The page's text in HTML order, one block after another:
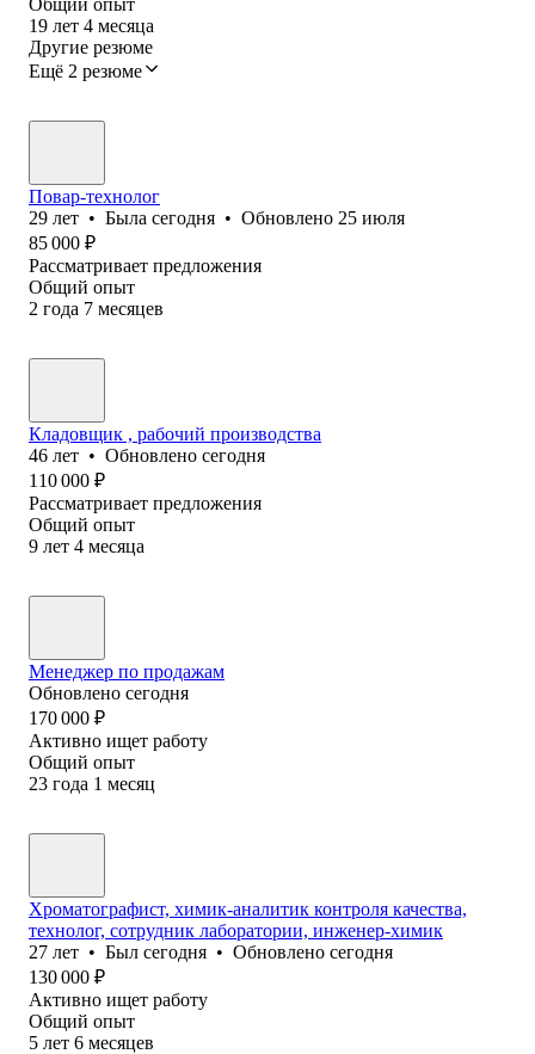
19 лет 4 месяца
Другие резюме
Ещё 2 резюме
Повар-технолог
29 лет • Была сегодня • Обновлено 25 июля
85 000 ₽
Рассматривает предложения
Общий опыт
2 года 7 месяцев
Кладовщик , рабочий производства
46 лет • Обновлено сегодня
110 000 ₽
Рассматривает предложения
Общий опыт
9 лет 4 месяца
Менеджер по продажам
Обновлено сегодня
170 000 ₽
Активно ищет работу
Общий опыт
23 года 1 месяц
Хроматографист, химик-аналитик контроля качества,
технолог, сотрудник лаборатории, инженер-химик
27 лет • Был сегодня • Обновлено сегодня
130 000 ₽
Активно ищет работу
Общий опыт
5 лет 6 месяцев